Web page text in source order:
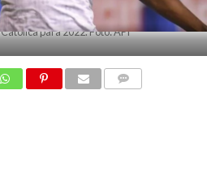
para 2022. Foto: API